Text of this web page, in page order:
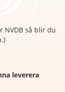
NVDB så blir du
leverera